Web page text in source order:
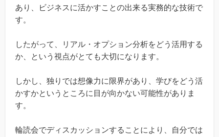
あり、ビジネスに活かすことの出来る実務的な技術で
す。
したがって、リアル・オプション分析をどう活用する
か、という視点がとても大切になります。
しかし、独りでは想像力に限界があり、学びをどう活
かすかというところに目が向かない可能性がありま
す。
輪読会でディスカッションすることにより、自分では